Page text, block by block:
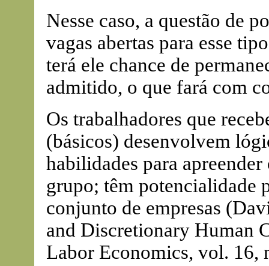
Nesse caso, a questão de
vagas abertas para esse
terá ele chance de
admitido, o que fará com
Os trabalhadores que
(básicos) desenvolvem
habilidades para
grupo; têm potencialidade
conjunto de empresas
and Discretionary Human
Labor Economics, vol. 16,